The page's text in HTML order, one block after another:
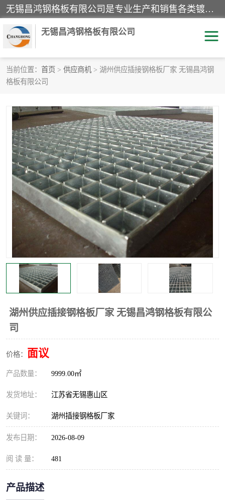
无锡昌鸿钢格板有限公司是专业生产和销售各类镀锌钢格板、镀锌钢格栅、不锈钢钢格及其相关产品的现代化企业。公司产品广泛运用于石油、化工、港口、电力、运输、造纸、医药、钢铁、食品、市政、房地产、制造业等各个领域。
无锡昌鸿钢格板有限公司
当前位置： 首页 > 供应商机 > 湖州供应插接钢格板厂家 无锡昌鸿钢
格板有限公司
湖州供应插接钢格板厂家 无锡昌鸿钢格板有限公
司
价格： 面议
产品数量： 9999.00㎡
发货地址： 江苏省无锡惠山区
关键词： 湖州插接钢格板厂家
发布日期： 2026-08-09
阅 读 量： 481
产品描述
镀锌钢格板
踏步板 水沟盖板
栏杆 钢格栅
齿形钢格板 钢格板
热镀锌钢格板 复合钢格板
钢格栅踏步板 插接钢格板
整流格栅